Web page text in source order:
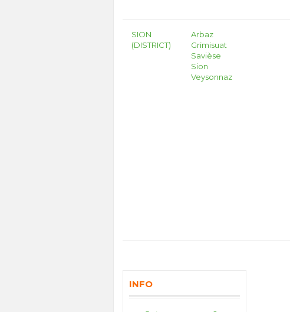
SION
(DISTRICT)
Arbaz
Grimisuat
Savièse
Sion
Veysonnaz
INFO